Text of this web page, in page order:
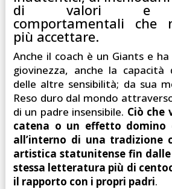
di valori e
comportamentali che
più accettare.
Anche il coach è un Giants e
giovinezza, anche la capacità
delle altre sensibilità; da sua
Reso duro dal mondo
di un padre insensibile. Ciò che
catena o un effetto domino
all’interno di una tradizione
artistica statunitense fin
stessa letteratura più di
il rapporto con i propri padri.